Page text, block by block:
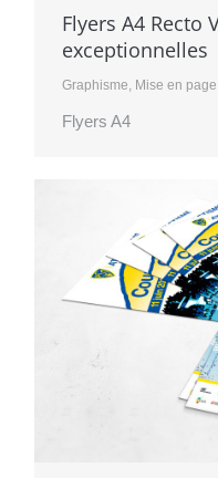
Flyers A4 Recto
exceptionnelles
Graphisme Mise en page
Flyers A4